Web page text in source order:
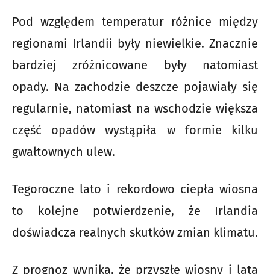
Pod względem temperatur różnice między
regionami Irlandii były niewielkie. Znacznie
bardziej zróżnicowane były natomiast
opady. Na zachodzie deszcze pojawiały się
regularnie, natomiast na wschodzie większa
część opadów wystąpiła w formie kilku
gwałtownych ulew.
Tegoroczne lato i rekordowo ciepła wiosna
to kolejne potwierdzenie, że Irlandia
doświadcza realnych skutków zmian klimatu.
Z prognoz wynika, że przyszłe wiosny i lata